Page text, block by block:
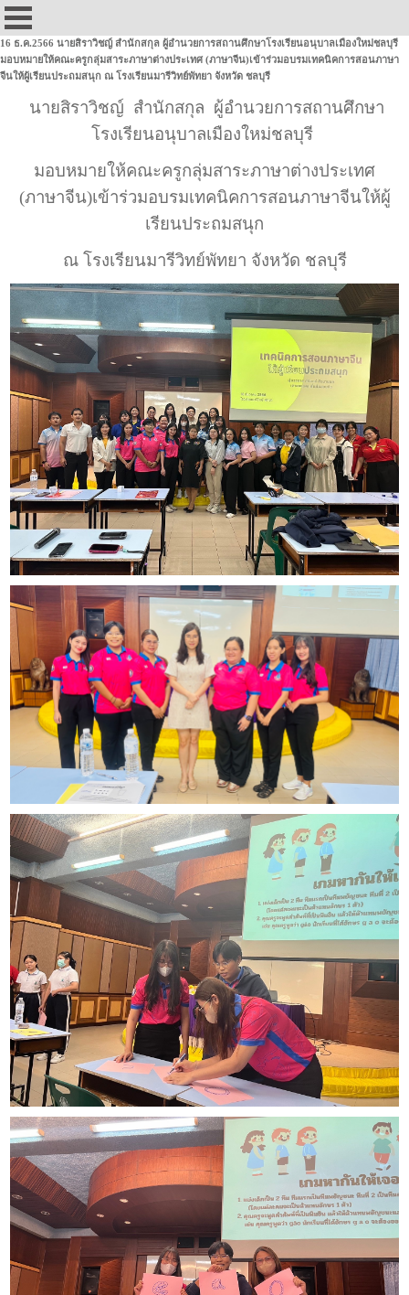
16 ธ.ค.2566 นายสิราวิชญ์ สำนักสกุล ผู้อำนวยการสถานศึกษาโรงเรียนอนุบาลเมืองใหม่ชลบุรี
มอบหมายให้คณะครูกลุ่มสาระภาษาต่างประเทศ (ภาษาจีน)เข้าร่วมอบรมเทคนิคการสอนภาษา
จีนให้ผู้เรียนประถมสนุก ณ โรงเรียนมารีวิทย์พัทยา จังหวัด ชลบุรี
นายสิราวิชญ์ สำนักสกุล ผู้อำนวยการสถานศึกษา
โรงเรียนอนุบาลเมืองใหม่ชลบุรี
มอบหมายให้คณะครูกลุ่มสาระภาษาต่างประเทศ
(ภาษาจีน)เข้าร่วมอบรมเทคนิคการสอนภาษาจีนให้ผู้
เรียนประถมสนุก
ณ โรงเรียนมารีวิทย์พัทยา จังหวัด ชลบุรี